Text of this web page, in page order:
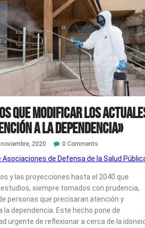
que modificar los
a la dependencia»
2020 0 Comments
Asociaciones de Defensa de la Salud
y las proyecciones hasta el 2040 que
siempre tomados con prudencia,
personas que precisaran atención y
dependencia. Este hecho pone de
urgente de reflexionar a cerca de la